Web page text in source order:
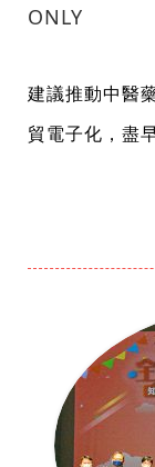
ONLY
建議推動中醫
貿電子化，盡